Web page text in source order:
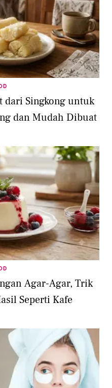
dari Singkong untuk
dan Mudah Dibuat
Agar-Agar, Trik
Seperti Kafe